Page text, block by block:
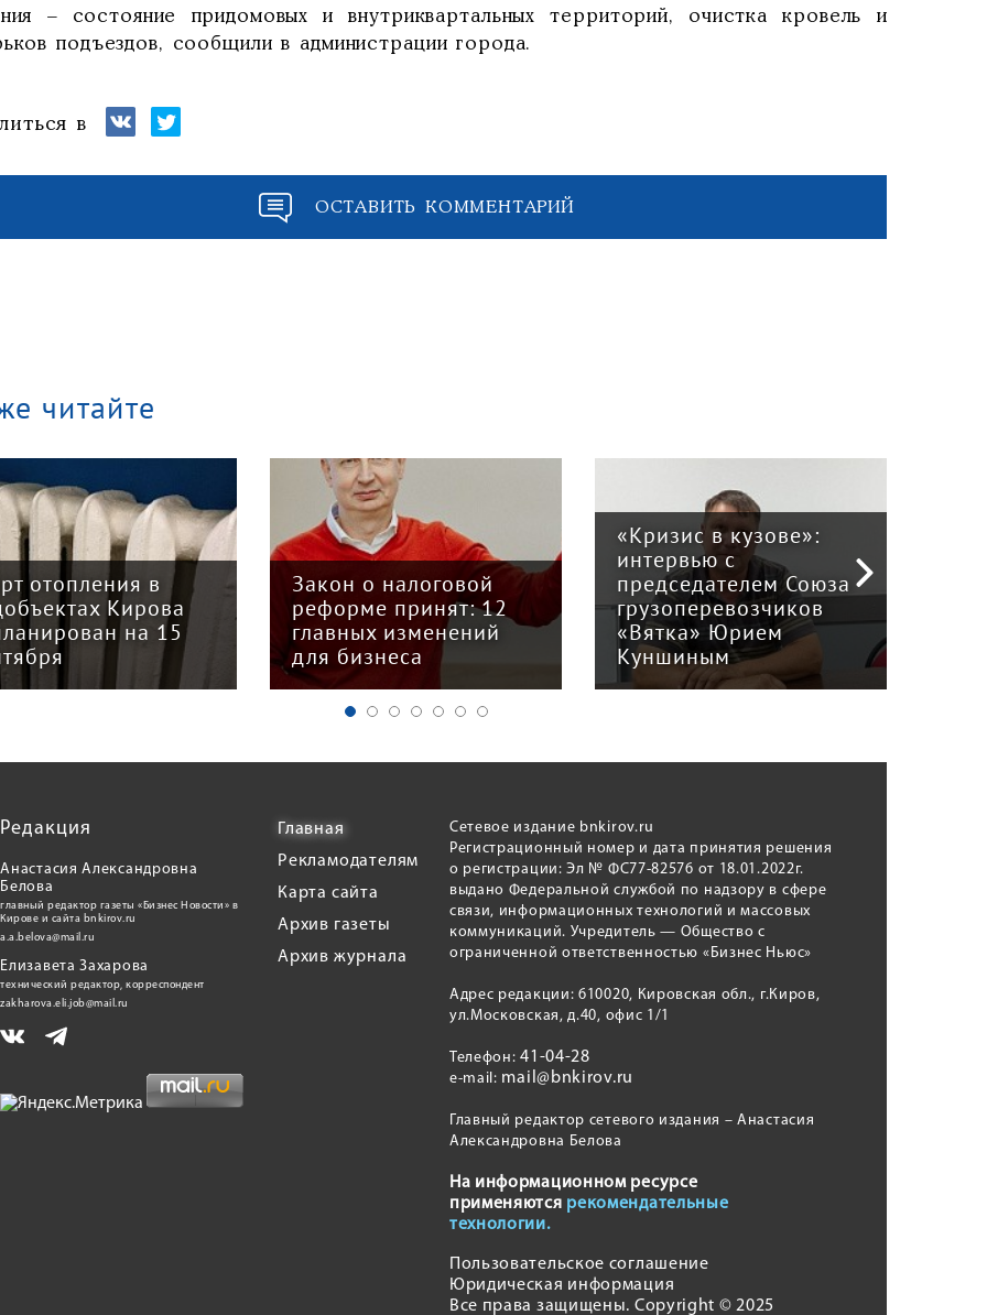
– состояние придомовых и внутриквартальных территорий, очистка кровель и
подъездов, сообщили в администрации города.
в
ОСТАВИТЬ КОММЕНТАРИЙ
читайте
отопления в
Кирова
на 15
Закон о налоговой
реформе принят: 12
главных изменений
для бизнеса
«Кризис в кузове»:
интервью с
председателем Союза
грузоперевозчиков
«Вятка» Юрием
Куншиным
Редакция
Анастасия Александровна
Белова
главный редактор газеты «Бизнес Новости» в
Кирове и сайта bnkirov.ru
a.a.belova@mail.ru
Елизавета Захарова
технический редактор, корреспондент
zakharova.eli.job@mail.ru
Главная
Рекламодателям
Карта сайта
Архив газеты
Архив журнала
Сетевое издание bnkirov.ru
Регистрационный номер и дата принятия решения
о регистрации: Эл № ФС77-82576 от 18.01.2022г.
выдано Федеральной службой по надзору в сфере
связи, информационных технологий и массовых
коммуникаций. Учредитель — Общество с
ограниченной ответственностью «Бизнес Ньюс»
Адрес редакции: 610020, Кировская обл., г.Киров,
ул.Московская, д.40, офис 1/1
Телефон:41-04-28
e-mail: mail@bnkirov.ru
Главный редактор сетевого издания – Анастасия
Александровна Белова
На информационном ресурсе
применяются рекомендательные
технологии.
Пользовательское соглашение
Юридическая информация
Все права защищены. Copyright © 2025